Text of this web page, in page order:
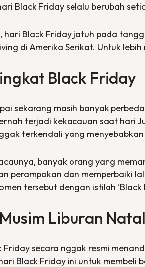
Black Fridayselalu berubah
hari Black Friday jatuh pada
di Amerika Serikat. Untuk lebih
Black Friday
sekarang masih banyak
terjadi kekacauan saat hari
terkendali yang
banyak orang yang
perampokan dan memperbaiki
tersebut dengan istilah ‘Black
Liburan
Fridaysecara nggak resmi
Black Friday ini untuk membeli